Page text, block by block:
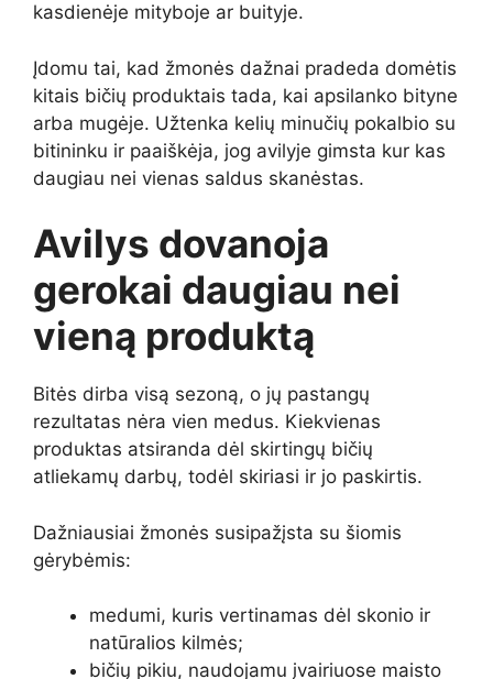
kasdienėje mityboje ar buityje.
Įdomu tai, kad žmonės dažnai pradeda domėtis
kitais bičių produktais tada, kai apsilanko bityne
arba mugėje. Užtenka kelių minučių pokalbio su
bitininku ir paaiškėja, jog avilyje gimsta kur kas
daugiau nei vienas saldus skanėstas.
Avilys dovanoja
gerokai daugiau nei
vieną produktą
Bitės dirba visą sezoną, o jų pastangų
rezultatas nėra vien medus. Kiekvienas
produktas atsiranda dėl skirtingų bičių
atliekamų darbų, todėl skiriasi ir jo paskirtis.
Dažniausiai žmonės susipažįsta su šiomis
gėrybėmis:
medumi, kuris vertinamas dėl skonio ir
natūralios kilmės;
bičių pikiu, naudojamu įvairiuose maisto